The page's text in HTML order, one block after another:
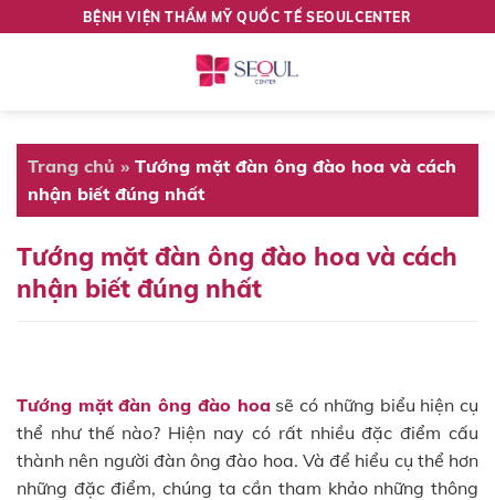
BỆNH VIỆN THẨM MỸ QUỐC TẾ SEOULCENTER
Trang chủ » Tướng mặt đàn ông đào hoa và cách
nhận biết đúng nhất
Tướng mặt đàn ông đào hoa và cách
nhận biết đúng nhất
Tướng mặt đàn ông đào hoa sẽ có những biểu hiện cụ
thể như thế nào? Hiện nay có rất nhiều đặc điểm cấu
thành nên người đàn ông đào hoa. Và để hiểu cụ thể hơn
những đặc điểm, chúng ta cần tham khảo những thông